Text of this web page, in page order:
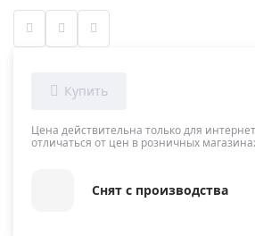
Цена действительна только для
отличаться от цен в розничных
Снят с производства